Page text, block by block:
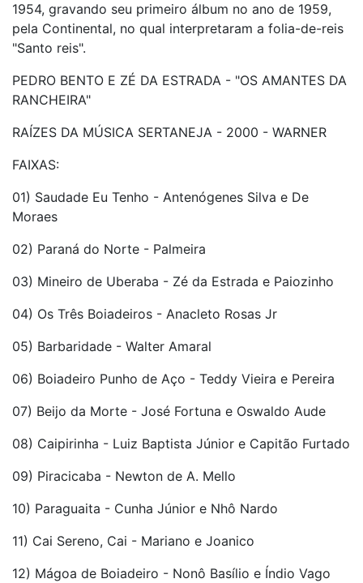
1954, gravando seu primeiro álbum no ano de 1959,
pela Continental, no qual interpretaram a folia-de-reis
"Santo reis".
PEDRO BENTO E ZÉ DA ESTRADA - "OS AMANTES DA
RANCHEIRA"
RAÍZES DA MÚSICA SERTANEJA - 2000 - WARNER
FAIXAS:
01) Saudade Eu Tenho - Antenógenes Silva e De
Moraes
02) Paraná do Norte - Palmeira
03) Mineiro de Uberaba - Zé da Estrada e Paiozinho
04) Os Três Boiadeiros - Anacleto Rosas Jr
05) Barbaridade - Walter Amaral
06) Boiadeiro Punho de Aço - Teddy Vieira e Pereira
07) Beijo da Morte - José Fortuna e Oswaldo Aude
08) Caipirinha - Luiz Baptista Júnior e Capitão Furtado
09) Piracicaba - Newton de A. Mello
10) Paraguaita - Cunha Júnior e Nhô Nardo
11) Cai Sereno, Cai - Mariano e Joanico
12) Mágoa de Boiadeiro - Nonô Basílio e Índio Vago